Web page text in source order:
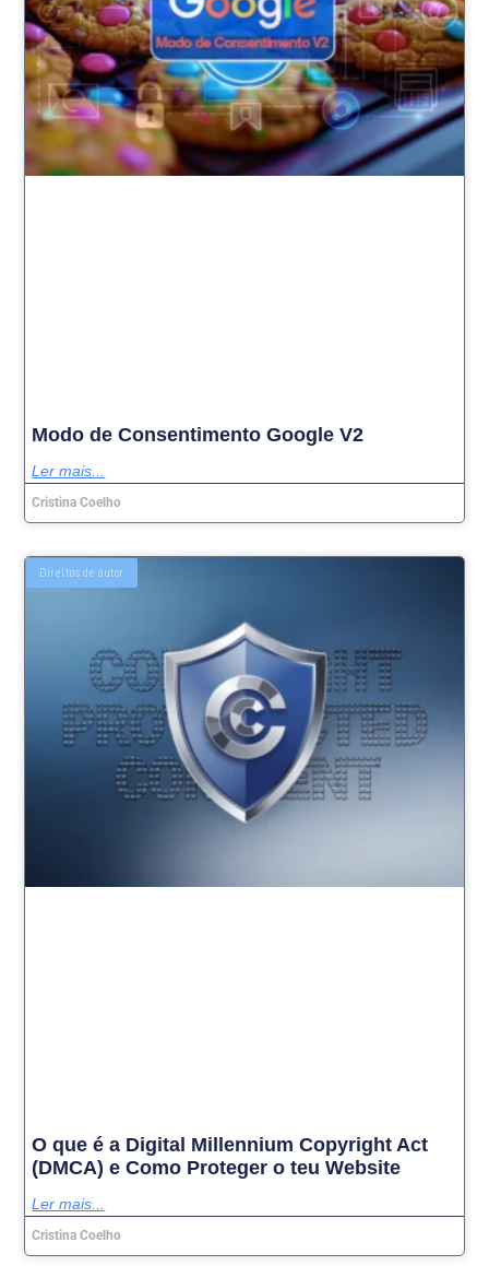
Modo de Consentimento Google V2
Ler mais...
Cristina Coelho
Direitos de autor
O que é a Digital Millennium Copyright Act
(DMCA) e Como Proteger o teu Website
Ler mais...
Cristina Coelho